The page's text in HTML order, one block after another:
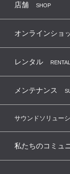
店舗 SHOP
オンラインショ
レンタル RENTAL
メンテナンス
サウンドソリュー
私たちのコミュ